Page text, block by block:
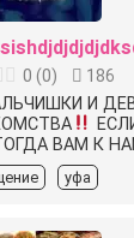
0 (0)
186
И
ВАМ К
уфа